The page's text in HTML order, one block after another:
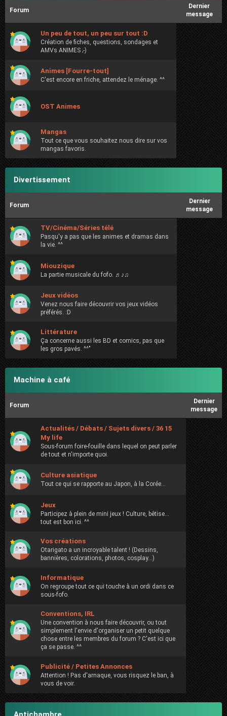
Forum
Dernier
message
Un peu de tout, un peu sur tout :D
Création de fiches, questions, sondages et
AMVs ANIMES ;-)
Animes [Fourre-tout]
C'est encore en friche, attendez le ménage. ^^
OST Animes
Mangas
Tout ce que vous souhaitez nous dire sur vos
mangas favoris.
Divertissement
Forum
Dernier
message
TV/Cinéma/Séries télé
Pasqu'y a pas que les animes et dramas dans
la vie. ^^
Miouzique
La partie musicale du fofo. ♬♪♫
Jeux vidéos
Venez nous faire découvrir vos jeux vidéos
préférés. :D
Littérature
Ça concerne aussi les BD et comics, pas que
les gros pavés. ^^"
Machine à café
Forum
Dernier
message
Actualités / Débats / Sujets divers / 36 15
My life
Sous-forum foire-fouille dans lequel on peut parler
de tout et n'importe quoi.
Culture asiatique
Tout ce qui se rapporte au Japon, à la Corée...
Jeux
Participez à plein de mini jeux ! Culture, bêtise...
tout est bon ici. ^^
Vos créations
Otarigato a un incroyable talent ! (Dessins,
bannières, colorations, photos, cosplay...)
Informatique
On regroupe tout ce qui touche à un ordi dans ce
sous-fofo.
Conventions, IRL
Une convention à nous faire découvrir, ou tout
simplement l'envie d'organiser un petit quelque
chose entre les membres du forum ? C'est ici que
ça se passe. ^^
Publicité / Petites Annonces
Attention ! Pas d'arnaque, vous risquez le ban, à
vous de voir.